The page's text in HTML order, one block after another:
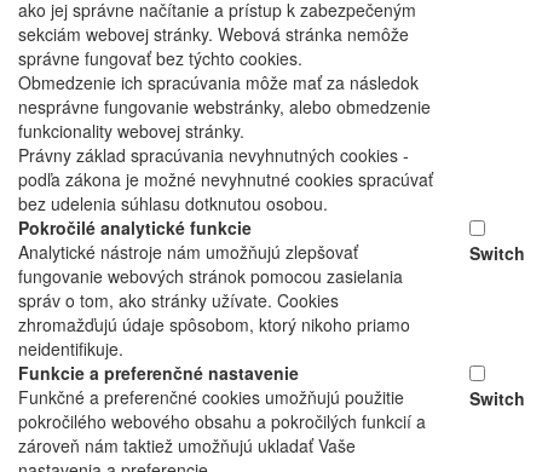
ako jej správne načítanie a prístup k zabezpečeným
sekciám webovej stránky. Webová stránka nemôže
správne fungovať bez týchto cookies.
Obmedzenie ich spracúvania môže mať za následok
nesprávne fungovanie webstránky, alebo obmedzenie
funkcionality webovej stránky.
Právny základ spracúvania nevyhnutných cookies -
podľa zákona je možné nevyhnutné cookies spracúvať
bez udelenia súhlasu dotknutou osobou.
Pokročilé analytické funkcie
Analytické nástroje nám umožňujú zlepšovať
fungovanie webových stránok pomocou zasielania
správ o tom, ako stránky užívate. Cookies
zhromažďujú údaje spôsobom, ktorý nikoho priamo
neidentifikuje.
Switch
Funkcie a preferenčné nastavenie
Funkčné a preferenčné cookies umožňujú použitie
pokročilého webového obsahu a pokročilých funkcií a
zároveň nám taktiež umožňujú ukladať Vaše
Switch